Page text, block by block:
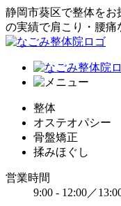
静岡市葵区で整体をお
の実績で肩こり・腰痛
整体
オステオパシー
骨盤矯正
揉みほぐし
営業時間
9:00 - 12:00／